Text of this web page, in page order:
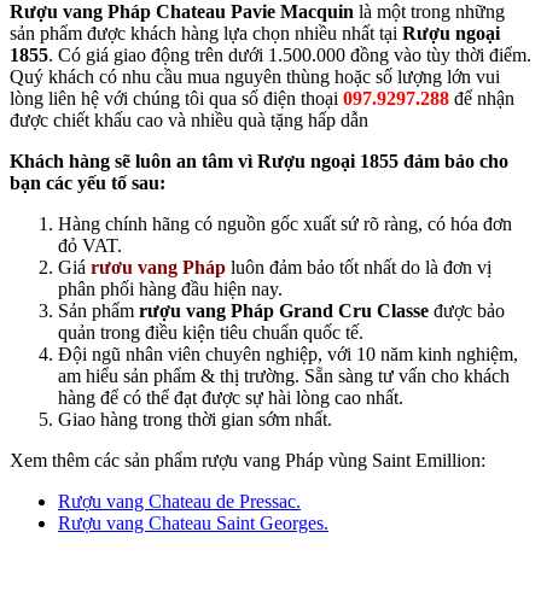
Rượu vang Pháp Chateau Pavie Macquin là một trong những
sản phẩm được khách hàng lựa chọn nhiều nhất tại Rượu ngoại
1855. Có giá giao động trên dưới 1.500.000 đồng vào tùy thời điểm.
Quý khách có nhu cầu mua nguyên thùng hoặc số lượng lớn vui
lòng liên hệ với chúng tôi qua số điện thoại 097.9297.288 để nhận
được chiết khấu cao và nhiều quà tặng hấp dẫn
Khách hàng sẽ luôn an tâm vì Rượu ngoại 1855 đảm bảo cho
bạn các yếu tố sau:
Hàng chính hãng có nguồn gốc xuất sứ rõ ràng, có hóa đơn
đỏ VAT.
Giá rươu vang Pháp luôn đảm bảo tốt nhất do là đơn vị
phân phối hàng đầu hiện nay.
Sản phẩm rượu vang Pháp Grand Cru Classe được bảo
quản trong điều kiện tiêu chuẩn quốc tế.
Đội ngũ nhân viên chuyên nghiệp, với 10 năm kinh nghiệm,
am hiểu sản phẩm & thị trường. Sẵn sàng tư vấn cho khách
hàng để có thể đạt được sự hài lòng cao nhất.
Giao hàng trong thời gian sớm nhất.
Xem thêm các sản phẩm rượu vang Pháp vùng Saint Emillion:
Rượu vang Chateau de Pressac.
Rượu vang Chateau Saint Georges.